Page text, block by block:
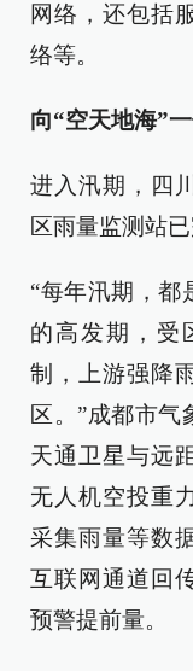
网络，还包括
络等。
向“空天地海”
进入汛期，四
区雨量监测站
“每年汛期，都
的高发期，受
制，上游强降
区。”成都市
天通卫星与远
无人机空投重
采集雨量等数
互联网通道回
预警提前量。